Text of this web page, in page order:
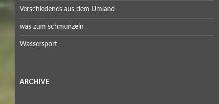
Verschiedenes aus dem Umland
was zum schmunzeln
Wassersport
ARCHIVE